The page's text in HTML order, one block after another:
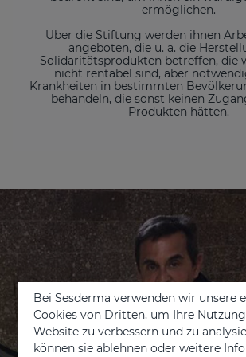
ermöglichen.
Über die Stiftung werden ihnen
angeboten, die u. a. die
Solidaritätsprodukten betreffen, die
nicht rentabel sind, aber
Krankheiten in bestimmten
behandeln, die sonst keinen
Produkten hätten.
Bei Sesderma verwenden wir unsere
Cookies von Dritten, um Ihre
Website zu verbessern und zu
können sie ablehnen oder weitere